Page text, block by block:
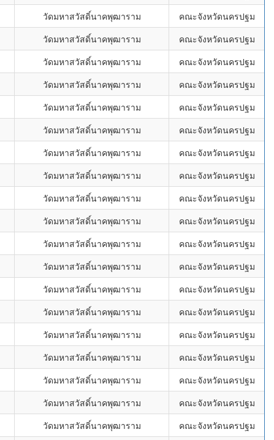
วัดมหาสวัสดิ์นาคพุฒาราม
คณะจังหวัดนครปฐม
วัดมหาสวัสดิ์นาคพุฒาราม
คณะจังหวัดนครปฐม
วัดมหาสวัสดิ์นาคพุฒาราม
คณะจังหวัดนครปฐม
วัดมหาสวัสดิ์นาคพุฒาราม
คณะจังหวัดนครปฐม
วัดมหาสวัสดิ์นาคพุฒาราม
คณะจังหวัดนครปฐม
วัดมหาสวัสดิ์นาคพุฒาราม
คณะจังหวัดนครปฐม
วัดมหาสวัสดิ์นาคพุฒาราม
คณะจังหวัดนครปฐม
วัดมหาสวัสดิ์นาคพุฒาราม
คณะจังหวัดนครปฐม
วัดมหาสวัสดิ์นาคพุฒาราม
คณะจังหวัดนครปฐม
วัดมหาสวัสดิ์นาคพุฒาราม
คณะจังหวัดนครปฐม
วัดมหาสวัสดิ์นาคพุฒาราม
คณะจังหวัดนครปฐม
วัดมหาสวัสดิ์นาคพุฒาราม
คณะจังหวัดนครปฐม
วัดมหาสวัสดิ์นาคพุฒาราม
คณะจังหวัดนครปฐม
วัดมหาสวัสดิ์นาคพุฒาราม
คณะจังหวัดนครปฐม
วัดมหาสวัสดิ์นาคพุฒาราม
คณะจังหวัดนครปฐม
วัดมหาสวัสดิ์นาคพุฒาราม
คณะจังหวัดนครปฐม
วัดมหาสวัสดิ์นาคพุฒาราม
คณะจังหวัดนครปฐม
วัดมหาสวัสดิ์นาคพุฒาราม
คณะจังหวัดนครปฐม
วัดมหาสวัสดิ์นาคพุฒาราม คณะจังหวัดนครปฐม